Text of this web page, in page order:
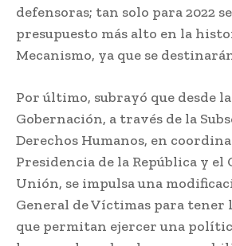
defensoras; tan solo para 2022
presupuesto más alto en la
Mecanismo, ya que se
Por último, subrayó que desde
Gobernación, a través de la
Derechos Humanos, en
Presidencia de la República y el
Unión, se impulsa una
General de Víctimas para tener
que permitan ejercer una